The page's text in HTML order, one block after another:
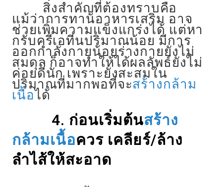
สิ่งสำคัญที่ต้องทราบคือ
แม้ว่าการทานอาหารเสริม อาจ
ช่วยเพิ่มความแข็งแกร่งได้ แต่หา
กรับครีเอทีนปริมาณน้อย มีการ
ออกกำลังกายน้อยร่างกายยังไม่
สมดุล ก็อาจทำให้ได้ผลลัพธ์ยังไม่
ค่อยดีนัก เพราะยังสะสมใน
ปริมาณที่มากพอที่จะสร้างกล้าม
เนื้อได้
4. ก่อนเริ่มต้นสร้าง
กล้ามเนื้อควร เคลียร์/ล้าง
ลำไส้ให้สะอาด